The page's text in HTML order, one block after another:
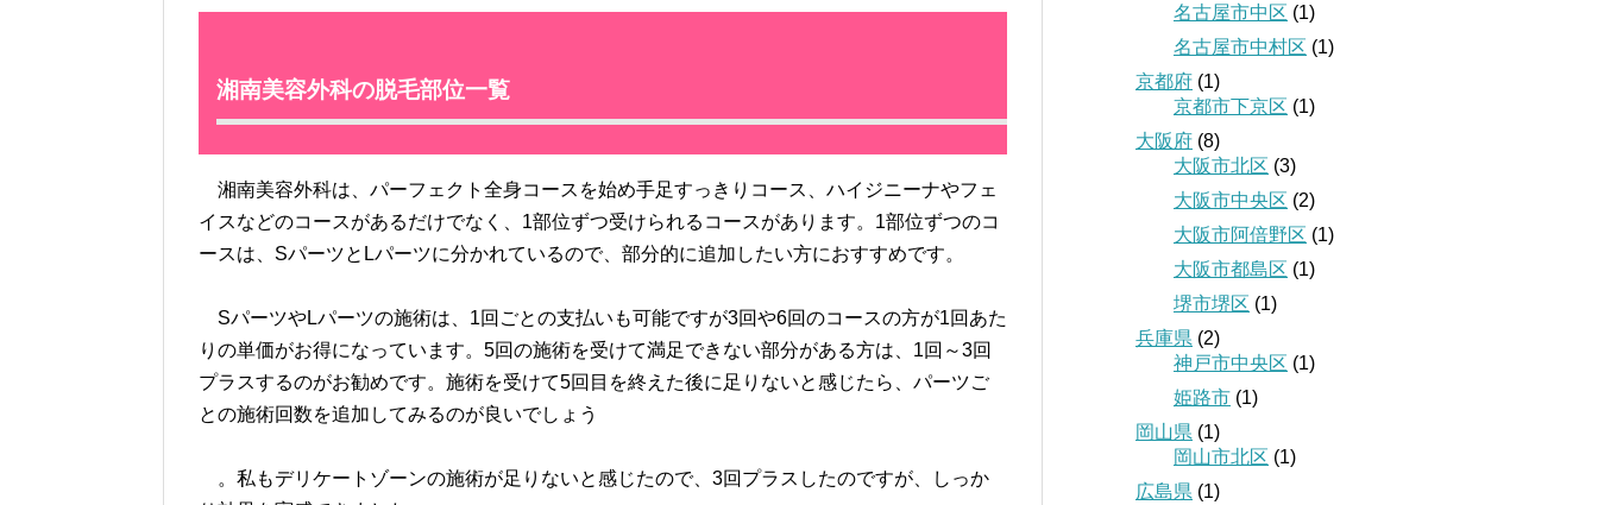
湘南美容外科の脱毛部位一覧
湘南美容外科は、パーフェクト全身コースを始め手足すっきりコース、ハイジニーナやフェ
イスなどのコースがあるだけでなく、1部位ずつ受けられるコースがあります。1部位ずつのコ
ースは、SパーツとLパーツに分かれているので、部分的に追加したい方におすすめです。
SパーツやLパーツの施術は、1回ごとの支払いも可能ですが3回や6回のコースの方が1回あた
りの単価がお得になっています。5回の施術を受けて満足できない部分がある方は、1回～3回
プラスするのがお勧めです。施術を受けて5回目を終えた後に足りないと感じたら、パーツご
との施術回数を追加してみるのが良いでしょう
。私もデリケートゾーンの施術が足りないと感じたので、3回プラスしたのですが、しっか
名古屋市中区 (1)
名古屋市中村区 (1)
京都府 (1)
京都市下京区 (1)
大阪府 (8)
大阪市北区 (3)
大阪市中央区 (2)
大阪市阿倍野区 (1)
大阪市都島区 (1)
堺市堺区 (1)
兵庫県 (2)
神戸市中央区 (1)
姫路市 (1)
岡山県 (1)
岡山市北区 (1)
広島県 (1)